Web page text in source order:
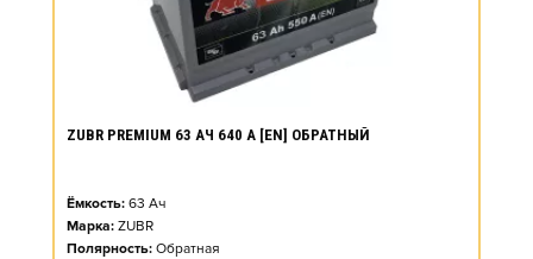
ZUBR PREMIUM 63 АЧ 640 А [EN] ОБРАТНЫЙ
Ёмкость: 63 Ач
Марка: ZUBR
Полярность: Обратная